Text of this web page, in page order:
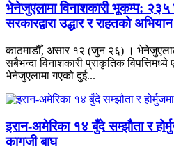
भेनेजुएलामा विनाशकारी भूकम्प:
सरकारद्वारा उद्धार र राहतको
काठमाडौँ, असार १२ (जुन २६) ।
सबैभन्दा विनाशकारी प्राकृतिक
भेनेजुएलामा गएको दुई...
इरान-अमेरिका १४ बुँदे सम्झौता र
कागजी बाघ